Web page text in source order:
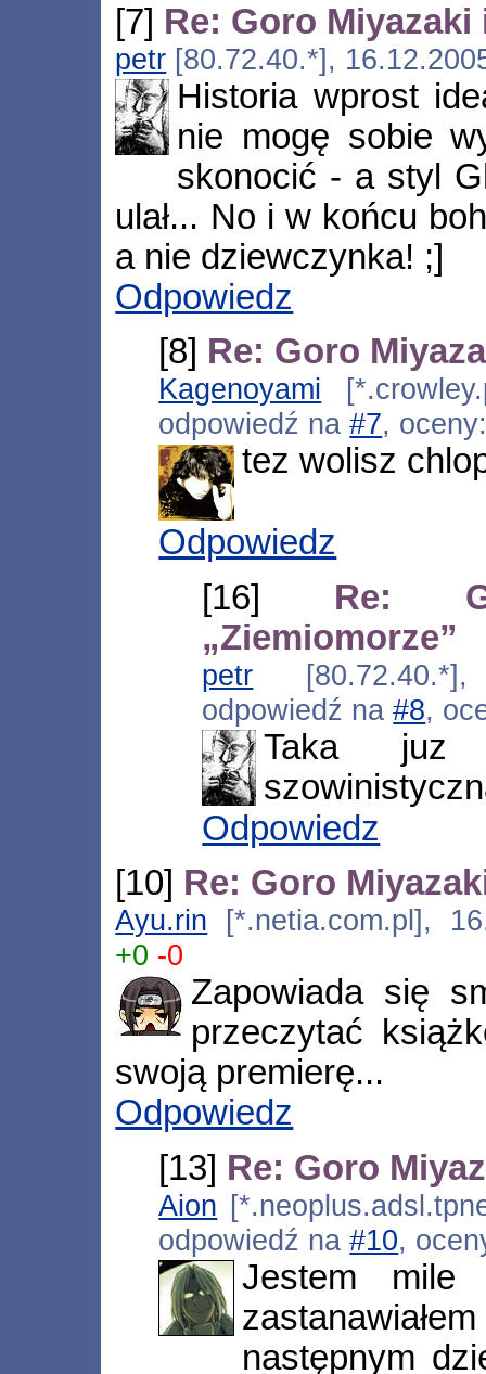
[7] Re: Goro Miyazaki
petr [80.72.40.*],
Historia wprost
nie mogę sobie
skonocić - a styl
ulał... No i w końcu
a nie dziewczynka! ;]
Odpowiedz
[8] Re: Goro
Kagenoyami
odpowiedź na#7,
tez wolisz
Odpowiedz
[16] Re:
„Ziemiomorze”
petr [80.72.40.*],
odpowiedź na#8,
Taka juz
Odpowiedz
[10] Re: Goro
Ayu.rin [*.netia.com.pl],
+0 -0
Zapowiada się
przeczytać
swoją premierę...
Odpowiedz
[13] Re: Goro
Aion
odpowiedź na#10,
Jestem mile
następnym